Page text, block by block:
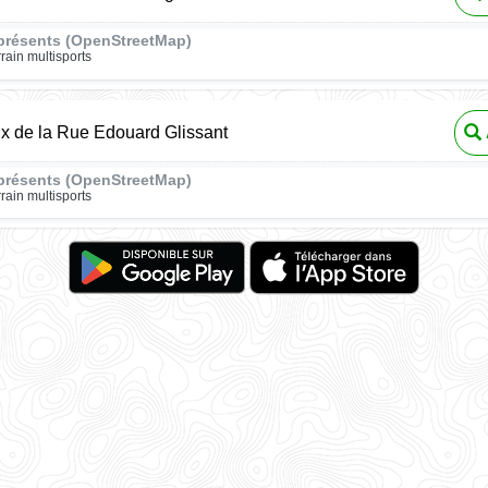
(OpenStreetMap)
multisports
de la Rue Edouard Glissant
(OpenStreetMap)
multisports